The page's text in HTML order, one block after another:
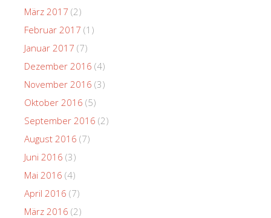
März 2017 (2)
Februar 2017 (1)
Januar 2017 (7)
Dezember 2016 (4)
November 2016 (3)
Oktober 2016 (5)
September 2016 (2)
August 2016 (7)
Juni 2016 (3)
Mai 2016 (4)
April 2016 (7)
März 2016 (2)